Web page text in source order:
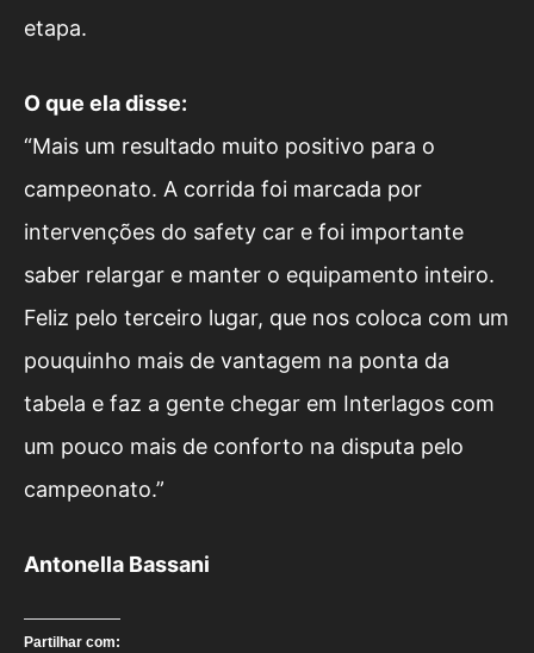
etapa.
O que ela disse:
“Mais um resultado muito positivo para o
campeonato. A corrida foi marcada por
intervenções do safety car e foi importante
saber relargar e manter o equipamento inteiro.
Feliz pelo terceiro lugar, que nos coloca com um
pouquinho mais de vantagem na ponta da
tabela e faz a gente chegar em Interlagos com
um pouco mais de conforto na disputa pelo
campeonato.”
Antonella Bassani
Partilhar com: